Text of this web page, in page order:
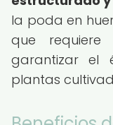
la poda en
que
garantizar el
plantas